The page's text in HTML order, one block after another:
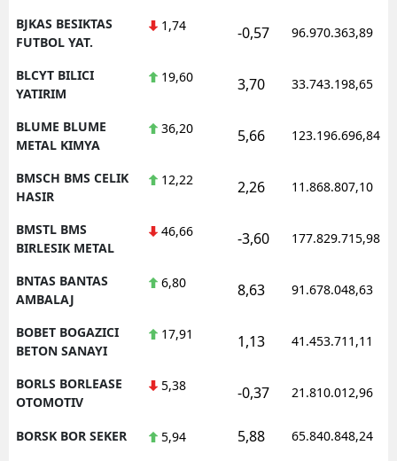
BJKAS BESIKTAS
FUTBOL YAT.
1,74 -0,57 96.970.363,89
BLCYT BILICI
YATIRIM
19,60 3,70 33.743.198,65
BLUME BLUME
METAL KIMYA
36,20 5,66 123.196.696,84
BMSCH BMS CELIK
HASIR
12,22 2,26 11.868.807,10
BMSTL BMS
BIRLESIK METAL
46,66 -3,60 177.829.715,98
BNTAS BANTAS
AMBALAJ
6,80 8,63 91.678.048,63
BOBET BOGAZICI
BETON SANAYI
17,91 1,13 41.453.711,11
BORLS BORLEASE
OTOMOTIV
5,38 -0,37 21.810.012,96
BORSK BOR SEKER 5,94 5,88 65.840.848,24